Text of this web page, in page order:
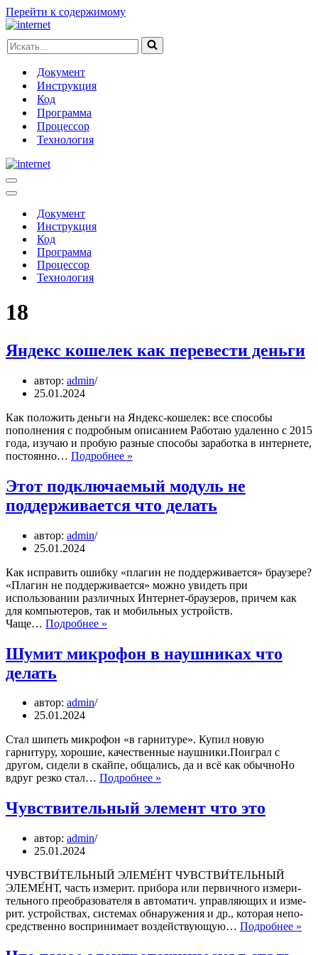
Перейти к содержимому
Искать...
Документ
Инструкция
Код
Программа
Процессор
Технология
Меню
навигации
Меню
навигацииДокумент
Инструкция
Код
Программа
Процессор
Технология
18
Яндекс кошелек как перевести деньги
автор: admin
25.01.2024
Как положить деньги на Яндекс-кошелек: все способы
пополнения с подробным описанием Работаю удаленно с 2015
года, изучаю и пробую разные способы заработка в интернете,
постоянно… Подробнее »
перевести
деньги
Этот подключаемый модуль не
поддерживается что делать
автор: admin
25.01.2024
Как исправить ошибку «плагин не поддерживается» браузере?
«Плагин не поддерживается» можно увидеть при
использовании различных Интернет-браузеров, причем как
для компьютеров, так и мобильных устройств.
Чаще… Подробнее »
модуль
не
Шумит микрофон в наушниках что
делать
автор: admin
25.01.2024
Стал шипеть микрофон «в гарнитуре». Купил новую
гарнитуру, хорошие, качественные наушники.Поиграл с
другом, сидели в скайпе, общались, да и всё как обычноНо
вдруг резко стал… Подробнее »
в
наушниках
Чувствительный элемент что это
автор: admin
25.01.2024
ЧУВСТВИ́ТЕЛЬНЫЙ ЭЛЕМЕ́НТ ЧУВСТВИ́ТЕЛЬНЫЙ
ЭЛЕМЕ́НТ, часть из­ме­рит. при­бо­ра или пер­вич­но­го из­мери­
тель­но­го пре­об­ра­зо­ва­те­ля в ав­то­ма­тич. управ­ляю­щих и из­ме­
рит. уст­ройст­вах, сис­те­мах об­на­ру­же­ния и др., ко­то­рая не­по­
сред­ст­вен­но вос­при­ни­ма­ет воз­дей­ст­вую­щую… Подробнее »